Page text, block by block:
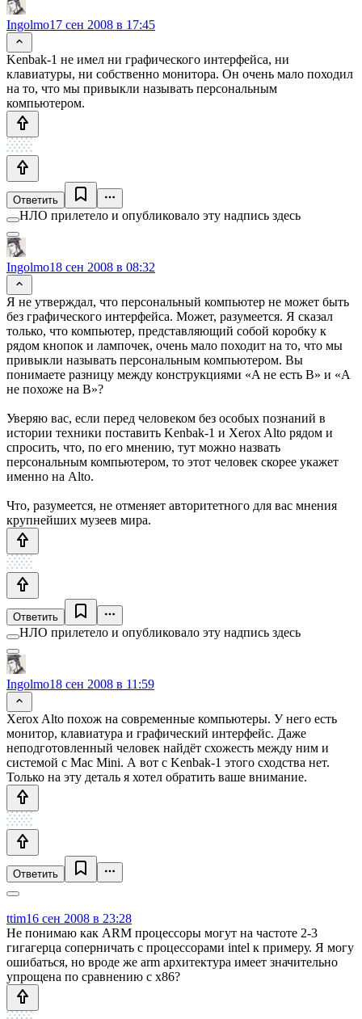
Ingolmo17 сен 2008 в 17:45
Kenbak-1 не имел ни графического интерфейса, ни
клавиатуры, ни собственно монитора. Он очень мало походил
на то, что мы привыкли называть персональным
компьютером.
Ответить
НЛО прилетело и опубликовало эту надпись здесь
Ingolmo18 сен 2008 в 08:32
Я не утверждал, что персональный компьютер не может быть
без графического интерфейса. Может, разумеется. Я сказал
только, что компьютер, представляющий собой коробку к
рядом кнопок и лампочек, очень мало походит на то, что мы
привыкли называть персональным компьютером. Вы
понимаете разницу между конструкциями «A не есть B» и «A
не похоже на B»?
Уверяю вас, если перед человеком без особых познаний в
истории техники поставить Kenbak-1 и Xerox Alto рядом и
спросить, что, по его мнению, тут можно назвать
персональным компьютером, то этот человек скорее укажет
именно на Alto.
Что, разумеется, не отменяет авторитетного для вас мнения
крупнейших музеев мира.
Ответить
НЛО прилетело и опубликовало эту надпись здесь
Ingolmo18 сен 2008 в 11:59
Xerox Alto похож на современные компьютеры. У него есть
монитор, клавиатура и графический интерфейс. Даже
неподготовленный человек найдёт схожесть между ним и
системой с Mac Mini. А вот с Kenbak-1 этого сходства нет.
Только на эту деталь я хотел обратить ваше внимание.
Ответить
ttim16 сен 2008 в 23:28
Не понимаю как ARM процессоры могут на частоте 2-3
гигагерца соперничать с процессорами intel к примеру. Я могу
ошибаться, но вроде же arm архитектура имеет значительно
упрощена по сравнению с x86?